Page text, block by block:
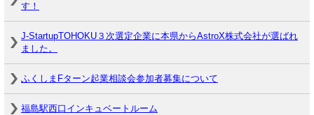
す！
J-StartupTOHOKU３次選定企業に本県からAstroX株式会社が選ばれ
ました。
ふくしまFターン起業相談会参加者募集について
福島駅西口インキュベートルーム